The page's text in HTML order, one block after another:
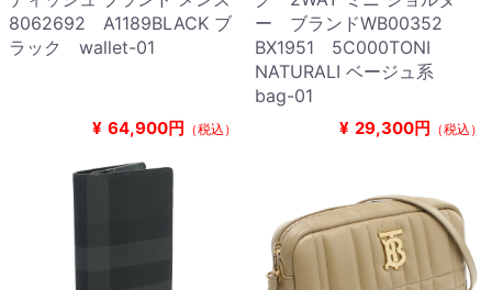
8062692 A1189BLACK ブ
ラック wallet-01
¥ 64,900円 （税込）
ー ブランドWB00352
BX1951 5C000TONI
NATURALI ベージュ系
bag-01
¥ 29,300円 （税込）